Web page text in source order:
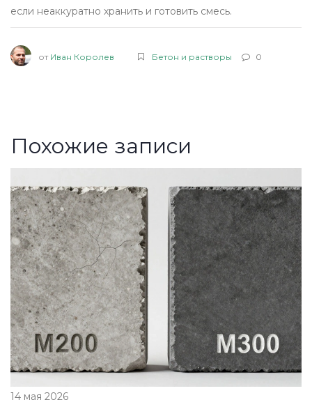
если неаккуратно хранить и готовить смесь.
от Иван Королев Бетон и растворы 0
Похожие записи
14 мая 2026